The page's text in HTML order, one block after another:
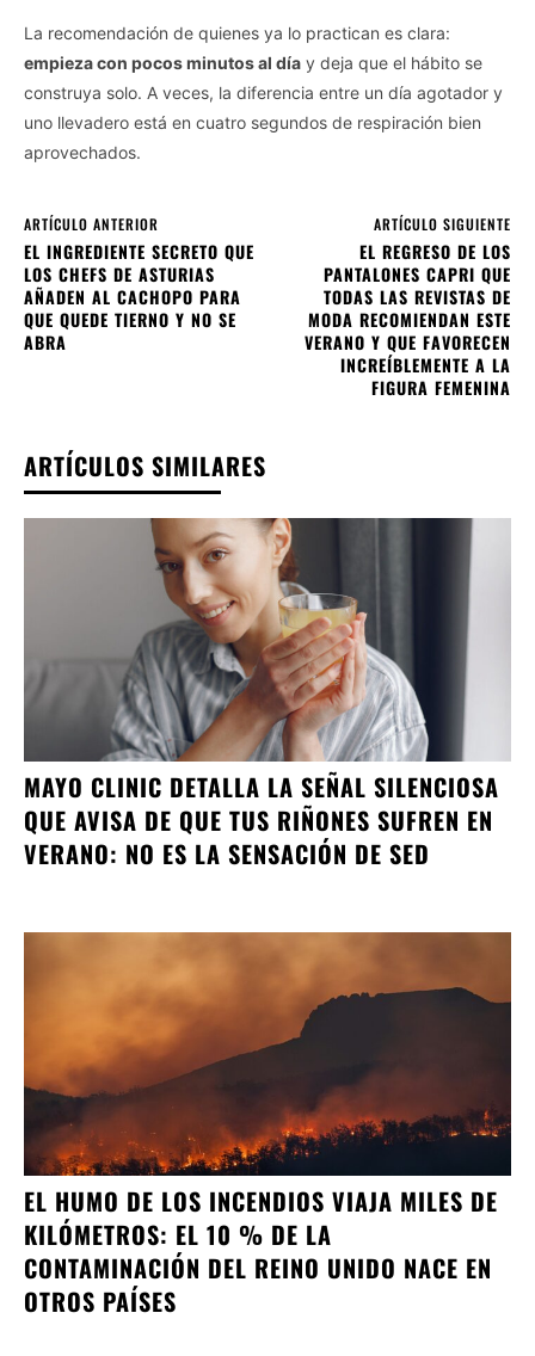
La recomendación de quienes ya lo practican es clara:
empieza con pocos minutos al día y deja que el hábito se
construya solo. A veces, la diferencia entre un día agotador y
uno llevadero está en cuatro segundos de respiración bien
aprovechados.
ARTÍCULO ANTERIOR
EL INGREDIENTE SECRETO QUE
LOS CHEFS DE ASTURIAS
AÑADEN AL CACHOPO PARA
QUE QUEDE TIERNO Y NO SE
ABRA
ARTÍCULO SIGUIENTE
EL REGRESO DE LOS
PANTALONES CAPRI QUE
TODAS LAS REVISTAS DE
MODA RECOMIENDAN ESTE
VERANO Y QUE FAVORECEN
INCREÍBLEMENTE A LA
FIGURA FEMENINA
ARTÍCULOS SIMILARES
MAYO CLINIC DETALLA LA SEÑAL SILENCIOSA
QUE AVISA DE QUE TUS RIÑONES SUFREN EN
VERANO: NO ES LA SENSACIÓN DE SED
EL HUMO DE LOS INCENDIOS VIAJA MILES DE
KILÓMETROS: EL 10 % DE LA
CONTAMINACIÓN DEL REINO UNIDO NACE EN
OTROS PAÍSES